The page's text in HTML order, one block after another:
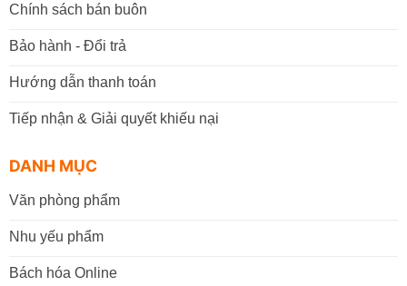
Chính sách bán buôn
Bảo hành - Đổi trả
Hướng dẫn thanh toán
Tiếp nhận & Giải quyết khiếu nại
DANH MỤC
Văn phòng phẩm
Nhu yếu phẩm
Bách hóa Online